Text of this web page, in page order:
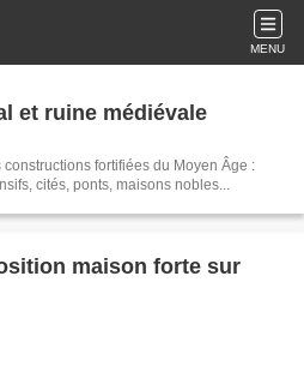
MENU
et ruine médiévale
fortifiées du Moyen Âge :
cités, ponts, maisons nobles...
maison forte sur